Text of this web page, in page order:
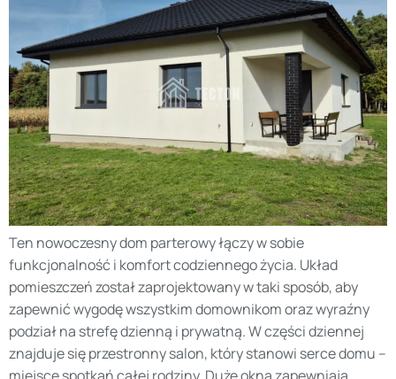
Ten nowoczesny dom parterowy łączy w sobie
funkcjonalność i komfort codziennego życia. Układ
pomieszczeń został zaprojektowany w taki sposób, aby
zapewnić wygodę wszystkim domownikom oraz wyraźny
podział na strefę dzienną i prywatną. W części dziennej
znajduje się przestronny salon, który stanowi serce domu –